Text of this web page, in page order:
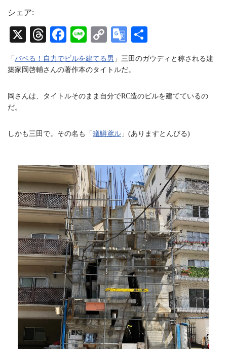
t
g
a
d
b
e
C
a
n
l
シェア:
X
T
hr
ea
Fa
ce
bo
Li
ne
C
op
y
nk
G
oo
gl
Tr
sl
e
有
「 バベる！自力でビルを建てる男 」三田のガウディと称される建
築家岡啓輔さんの著作本のタイトルだ。
岡さんは、タイトルそのまま自分でRC造のビルを建てているの
だ。
しかも三田で。その名も「 蟻鱒鳶ル 」(ありますとんびる)